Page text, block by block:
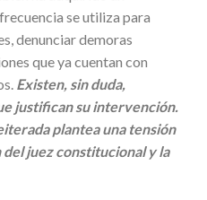
se utiliza para
denunciar demoras
que ya cuentan con
Existen, sin duda,
justifican su intervención.
plantea una tensión
juez constitucional y la